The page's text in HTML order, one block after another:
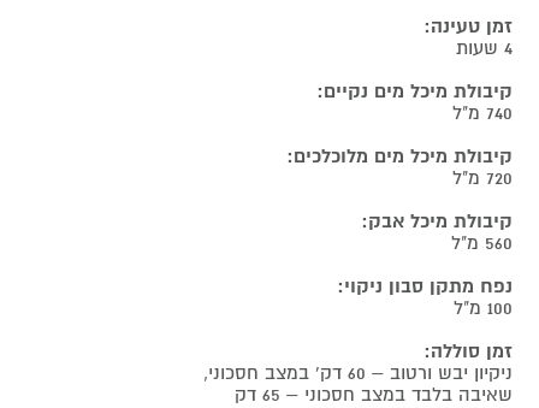
זמן טעינה:
4 שעות
קיבולת מיכל מים נקיים:
740 מ"ל
קיבולת מיכל מים מלוכלכים:
720 מ"ל
קיבולת מיכל אבק:
560 מ"ל
נפח מתקן סבון ניקוי:
100 מ"ל
זמן סוללה:
ניקיון יבש ורטוב – 60 דק' במצב חסכוני,
שאיבה בלבד במצב חסכוני – 65 דק